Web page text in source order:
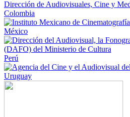
Colombia
México
Perú
Uruguay